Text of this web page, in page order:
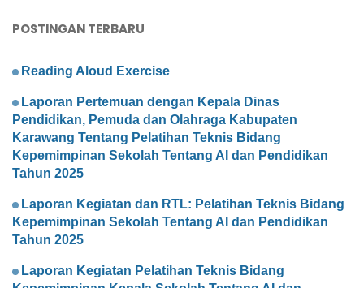
POSTINGAN TERBARU
Reading Aloud Exercise
Laporan Pertemuan dengan Kepala Dinas
Pendidikan, Pemuda dan Olahraga Kabupaten
Karawang Tentang Pelatihan Teknis Bidang
Kepemimpinan Sekolah Tentang AI dan Pendidikan
Tahun 2025
Laporan Kegiatan dan RTL: Pelatihan Teknis Bidang
Kepemimpinan Sekolah Tentang AI dan Pendidikan
Tahun 2025
Laporan Kegiatan Pelatihan Teknis Bidang